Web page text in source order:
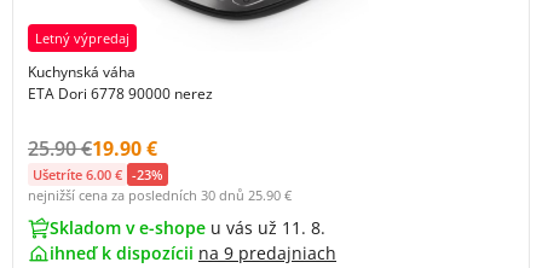
Letný výpredaj
Kuchynská váha
ETA Dori 6778 90000 nerez
Původní cena s DPH:
25.90 €Cena s DPH:
19.90 €
Ušetríte 6.00 € -23%
nejnižší cena za posledních 30 dnů 25.90 €
Skladom v e-shope u vás už 11. 8.
ihneď k dispozícii na 9 predajniach